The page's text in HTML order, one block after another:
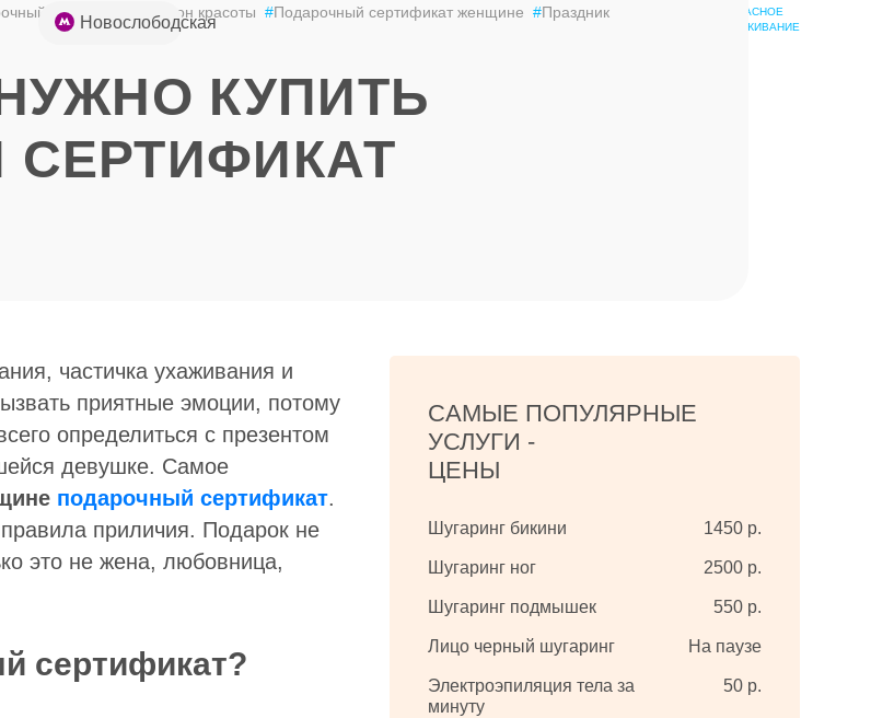
Новослободская+7 (926) 852-
ШКОЛА
БЕЗОПАСНОЕ
ОБСЛУЖИВАНИЕ
сертификат в салон красоты #Подарочный сертификат женщине #Праздник
КУПИТЬ
частичка ухаживания и
приятные эмоции, потому
определиться с презентом
девушке. Самое
подарочный сертификат.
приличия. Подарок не
это не жена, любовница,
сертификат?
САМЫЕ ПОПУЛЯРНЫЕ
УСЛУГИ -
ЦЕНЫ
Шугаринг бикини 1450 р.
Шугаринг ног 2500 р.
Шугаринг подмышек 550 р.
Лицо черный шугаринг На паузе
Электроэпиляция тела за
минуту
50 р.